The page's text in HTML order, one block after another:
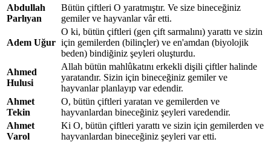
Abdullah
Parlıyan
Bütün çiftleri O yaratmıştır. Ve size bineceğiniz
gemiler ve hayvanlar vâr etti.
Adem Uğur
O ki, bütün çiftleri (gen çift sarmalını) yarattı ve sizin
için gemilerden (bilinçler) ve en'amdan (biyolojik
beden) bindiğiniz şeyleri oluşturdu.
Ahmed
Hulusi
Allah bütün mahlûkatını erkekli dişili çiftler halinde
yaratandır. Sizin için bineceğiniz gemiler ve
hayvanlar planlayıp var edendir.
Ahmet
Tekin
O, bütün çiftleri yaratan ve gemilerden ve
hayvanlardan bineceğiniz şeyleri varedendir.
Ahmet
Varol
Ki O, bütün çiftleri yarattı ve sizin için gemilerden ve
hayvanlardan bineceğiniz şeyleri var etti.